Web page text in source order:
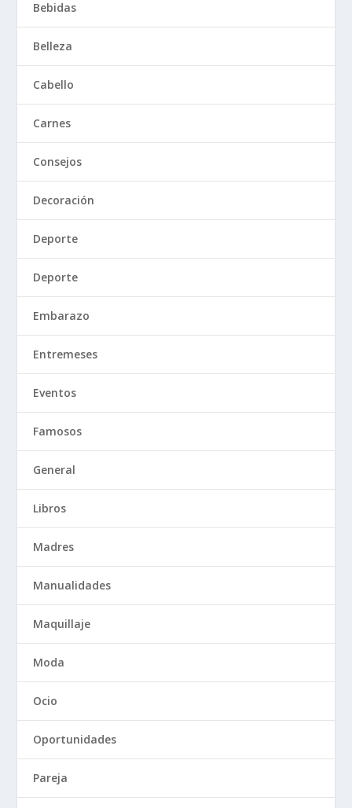
Bebidas
Belleza
Cabello
Carnes
Consejos
Decoración
Deporte
Deporte
Embarazo
Entremeses
Eventos
Famosos
General
Libros
Madres
Manualidades
Maquillaje
Moda
Ocio
Oportunidades
Pareja